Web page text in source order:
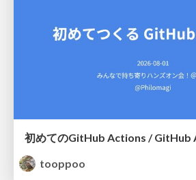
初めてのGitHub Actions / GitHub
tooppoo